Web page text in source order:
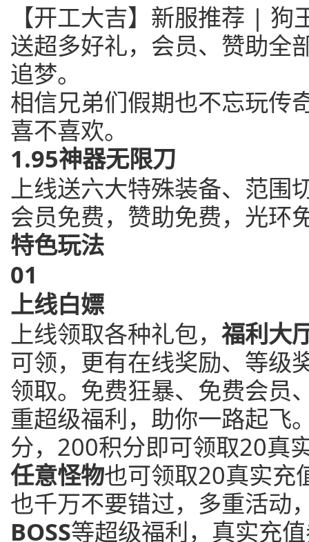
【开工大吉】新服推荐 |
送超多好礼，会员、赞助全
追梦。
相信兄弟们假期也不忘玩传
喜不喜欢。
1.95神器无限刀
上线送六大特殊装备、范围
会员免费，赞助免费，光环
特色玩法
01
上线白嫖
上线领取各种礼包， 福利大
可领，更有在线奖励、等级
领取。免费狂暴、免费会员
重超级福利，助你一路起飞
分，200积分即可领取20真
任意怪物也可领取20真实充
也千万不要错过，多重活动
BOSS等超级福利，真实充